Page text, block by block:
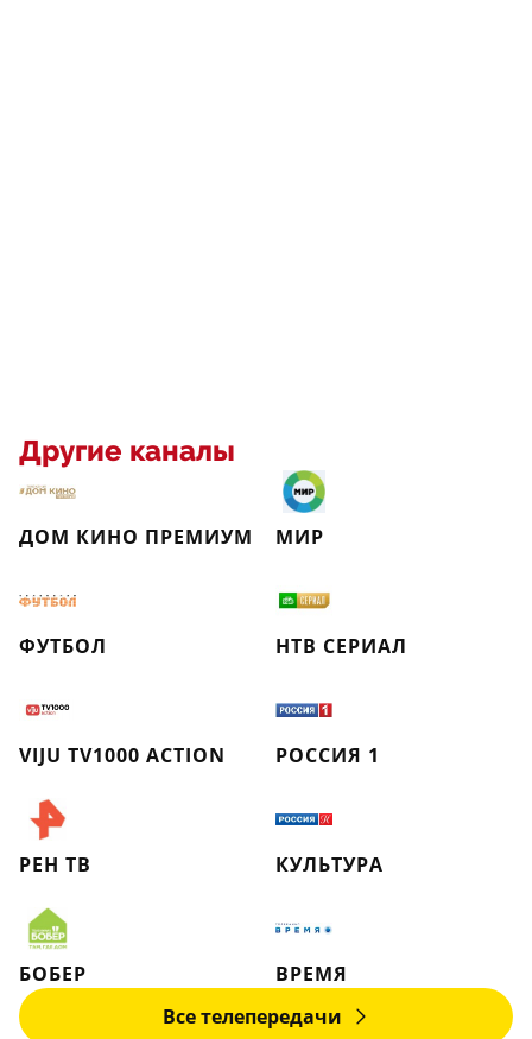
Другие каналы
ДОМ КИНО ПРЕМИУМ МИР
ФУТБОЛ НТВ СЕРИАЛ
VIJU TV1000 ACTION РОССИЯ 1
РЕН ТВ КУЛЬТУРА
БОБЕР
ВРЕМЯ
Все телепередачи